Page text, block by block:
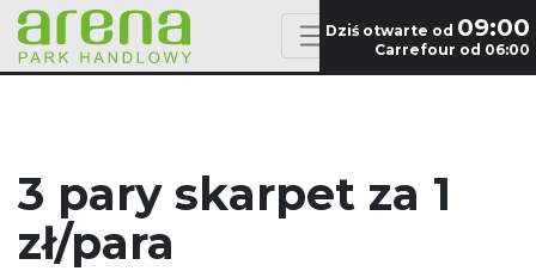
Dziś otwarte od 09:00
Carrefour od 06:00
3 pary skarpet za 1
zł/para